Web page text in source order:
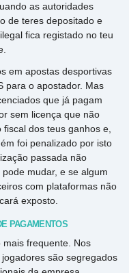
as autoridades
de teres depositado e
fica registado no teu
em apostas desportivas
para o apostador. Mas
que já pagam
sem licença que não
dos teus ganhos e,
foi penalizado por isto
passada não
mudar, e se algum
com plataformas não
exposto.
PAGAMENTOS
frequente. Nos
são segregados